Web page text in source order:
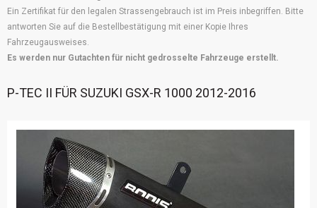
Ein Zertifikat für den legalen Strassengebrauch ist im Preis inbegriffen. Bitte
antworten Sie auf die Bestellbestätigung mit einer Kopie Ihres
Fahrzeugausweises.
Es werden nur Gutachten für nicht gedrosselte Fahrzeuge erstellt.
P-TEC II FÜR SUZUKI GSX-R 1000 2012-2016